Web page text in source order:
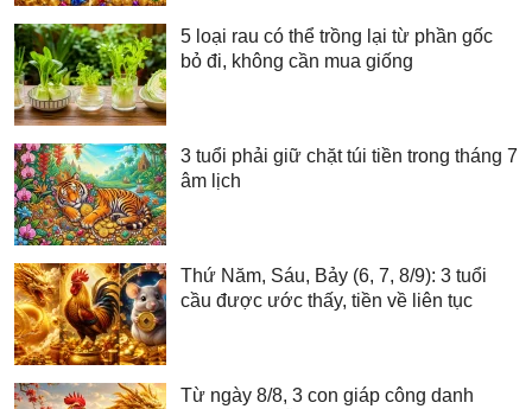
5 loại rau có thể trồng lại từ phần gốc
bỏ đi, không cần mua giống
3 tuổi phải giữ chặt túi tiền trong tháng 7
âm lịch
Thứ Năm, Sáu, Bảy (6, 7, 8/9): 3 tuổi
cầu được ước thấy, tiền về liên tục
Từ ngày 8/8, 3 con giáp công danh